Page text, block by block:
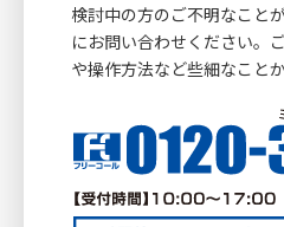
検討中の方のご不明なこと
にお問い合わせください。
や操作方法など些細なこと